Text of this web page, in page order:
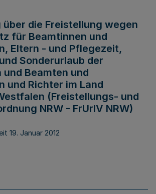
die Freistellung wegen
für Beamtinnen und
Eltern - und Pflegezeit,
Sonderurlaub der
und Beamten und
und Richter im Land
(Freistellungs- und
NRW - FrUrlV NRW)
19. Januar 2012